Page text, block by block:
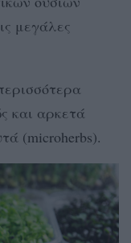
μεγάλες
και αρκετά
(microherbs).